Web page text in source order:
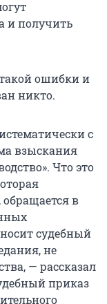
и получить
ошибки и
никто.
с
взыскания
Что это
в
судебный
не
— рассказал
приказ